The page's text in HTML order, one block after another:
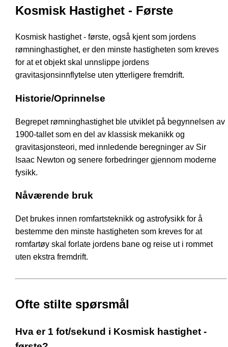
Kosmisk Hastighet - Første
Kosmisk hastighet - første, også kjent som jordens
rømninghastighet, er den minste hastigheten som kreves
for at et objekt skal unnslippe jordens
gravitasjonsinnflytelse uten ytterligere fremdrift.
Historie/Oprinnelse
Begrepet rømninghastighet ble utviklet på begynnelsen av
1900-tallet som en del av klassisk mekanikk og
gravitasjonsteori, med innledende beregninger av Sir
Isaac Newton og senere forbedringer gjennom moderne
fysikk.
Nåværende bruk
Det brukes innen romfartsteknikk og astrofysikk for å
bestemme den minste hastigheten som kreves for at
romfartøy skal forlate jordens bane og reise ut i rommet
uten ekstra fremdrift.
Ofte stilte spørsmål
Hva er 1 fot/sekund i Kosmisk hastighet -